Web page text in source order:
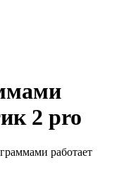
2 pro
работает